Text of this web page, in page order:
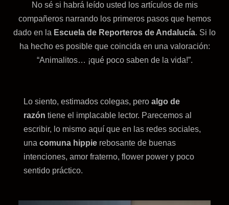
No sé si habrá leído usted los artículos de mis
compañeros narrando los primeros pasos que hemos
dado en la Escuela de Reporteros de Andalucía. Si lo
ha hecho es posible que coincida en una valoración:
“Animalitos… ¡qué poco saben de la vida!”.
Lo siento, estimados colegas, pero algo de
razón tiene el implacable lector. Parecemos al
escribir, lo mismo aquí que en las redes sociales,
una comuna hippie rebosante de buenas
intenciones, amor fraterno, flower power y poco
sentido práctico.